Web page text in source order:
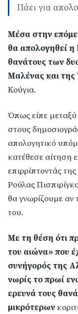
Πάει για
Μέσα στην
θα απολογηθεί η
θανάτους των
Μαλένας και της
Κούγια.
Όπως είπε μεταξύ
στους
απολογητικό
κατέθεσε αίτηση
επιρρίπτοντάς
Ρούλας
θα γνωρίζουμε αν
του.
Με τη θέση ότι
του αιώνα» που
συνήγορός της
νωρίς το πρωί
ερευνά τους
μικρότερων